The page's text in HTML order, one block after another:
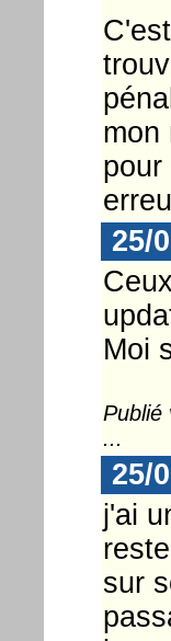
mon
25/
Moi
Publié
...
25/
j'ai
sur